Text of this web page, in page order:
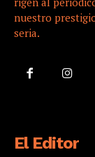
nuestro
seria.
El Editor